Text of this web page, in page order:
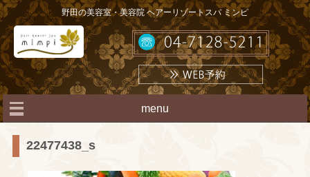
野田の美容室・美容院 ヘアーリゾートスパ ミンピ
menu
22477438_s